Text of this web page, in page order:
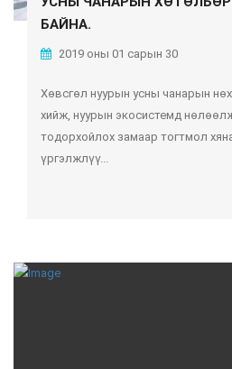
БАЙНА.
2019 оны 01 сарын 30
Хөвсгөл нуурын усны чанарын
хийж, нуурын экосистемд
тодорхойлох замаар тогтмол
үргэлжлүү...